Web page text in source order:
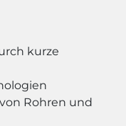
kurze
Rohren und